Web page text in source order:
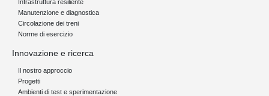
Infrastruttura resiliente
Manutenzione e diagnostica
Circolazione dei treni
Norme di esercizio
Innovazione e ricerca
Il nostro approccio
Progetti
Ambienti di test e sperimentazione